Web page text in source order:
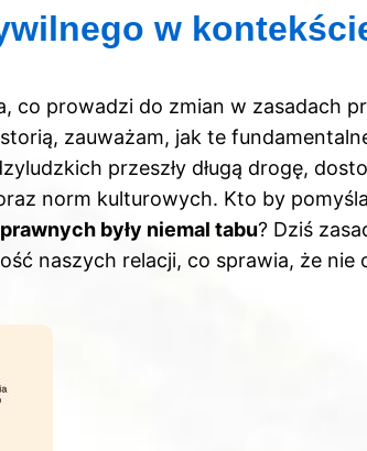
w
co prowadzi do zmian w zasadach
zauważam, jak te
przeszły długą drogę,
norm kulturowych. Kto by
były niemal tabu? Dziś
naszych relacji, co sprawia, że nie